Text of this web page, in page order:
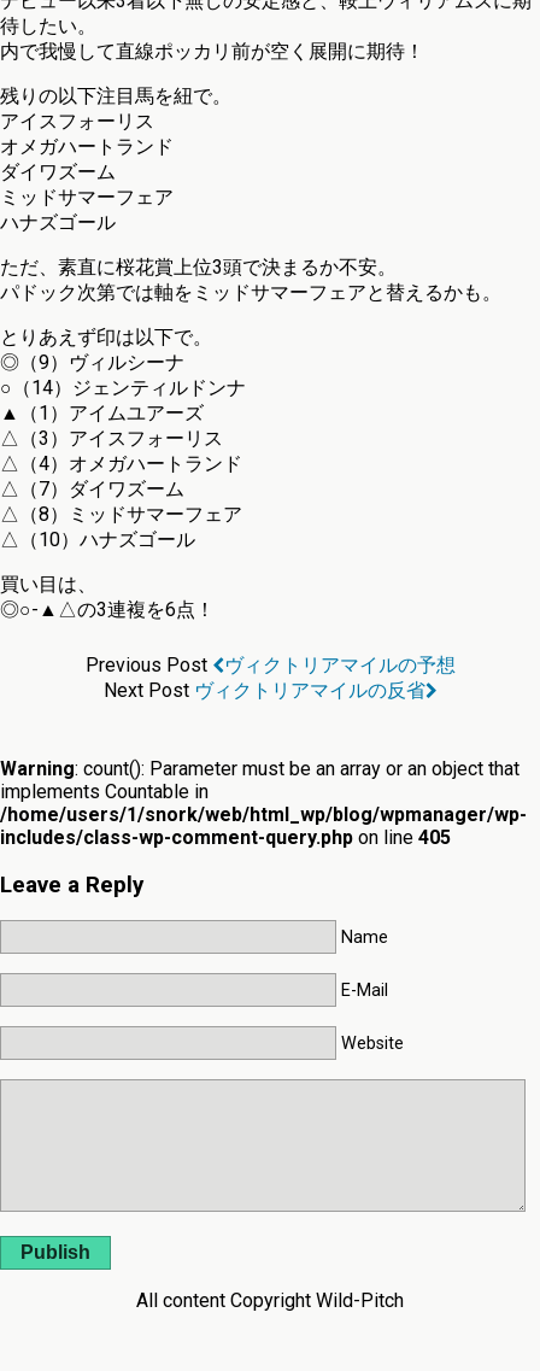
待したい。
内で我慢して直線ポッカリ前が空く展開に期待！
残りの以下注目馬を紐で。
アイスフォーリス
オメガハートランド
ダイワズーム
ミッドサマーフェア
ハナズゴール
ただ、素直に桜花賞上位3頭で決まるか不安。
パドック次第では軸をミッドサマーフェアと替えるかも。
とりあえず印は以下で。
◎（9）ヴィルシーナ
○（14）ジェンティルドンナ
▲（1）アイムユアーズ
△（3）アイスフォーリス
△（4）オメガハートランド
△（7）ダイワズーム
△（8）ミッドサマーフェア
△（10）ハナズゴール
買い目は、
◎○-▲△の3連複を6点！
Previous Post
ヴィクトリアマイルの予想
Next Post ヴィクトリアマイルの反省
Warning: count(): Parameter must be an array or an object that
implements Countable in
/home/users/1/snork/web/html_wp/blog/wpmanager/wp-
includes/class-wp-comment-query.php on line 405
Leave a Reply
Name
E-Mail
Website
Publish
All content Copyright Wild-Pitch